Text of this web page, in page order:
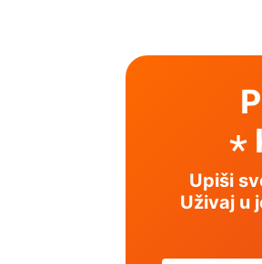
⋆
Upiši
Uživaj u